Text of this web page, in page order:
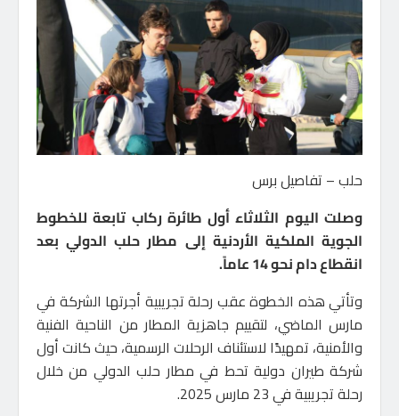
حلب – تفاصيل برس
وصلت اليوم الثلاثاء أول طائرة ركاب تابعة للخطوط
الجوية الملكية الأردنية إلى مطار حلب الدولي بعد
انقطاع دام نحو 14 عاماً.
وتأتي هذه الخطوة عقب رحلة تجريبية أجرتها الشركة في
مارس الماضي، لتقييم جاهزية المطار من الناحية الفنية
والأمنية، تمهيدًا لاستئناف الرحلات الرسمية، حيث كانت أول
شركة طيران دولية تحط في مطار حلب الدولي من خلال
رحلة تجريبية في 23 مارس 2025.